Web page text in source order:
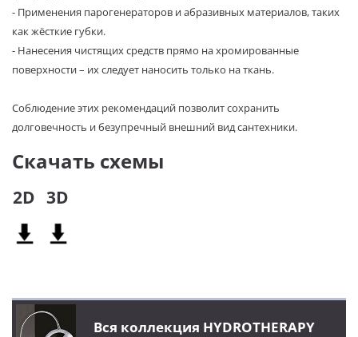
Вся коллекция HYDROTHERAPY
- Применения парогенераторов и абразивных материалов, таких
как жёсткие губки.
- Нанесения чистящих средств прямо на хромированные
поверхности – их следует наносить только на ткань.
Соблюдение этих рекомендаций позволит сохранить
долговечность и безупречный внешний вид сантехники.
Скачать схемы
2D 3D